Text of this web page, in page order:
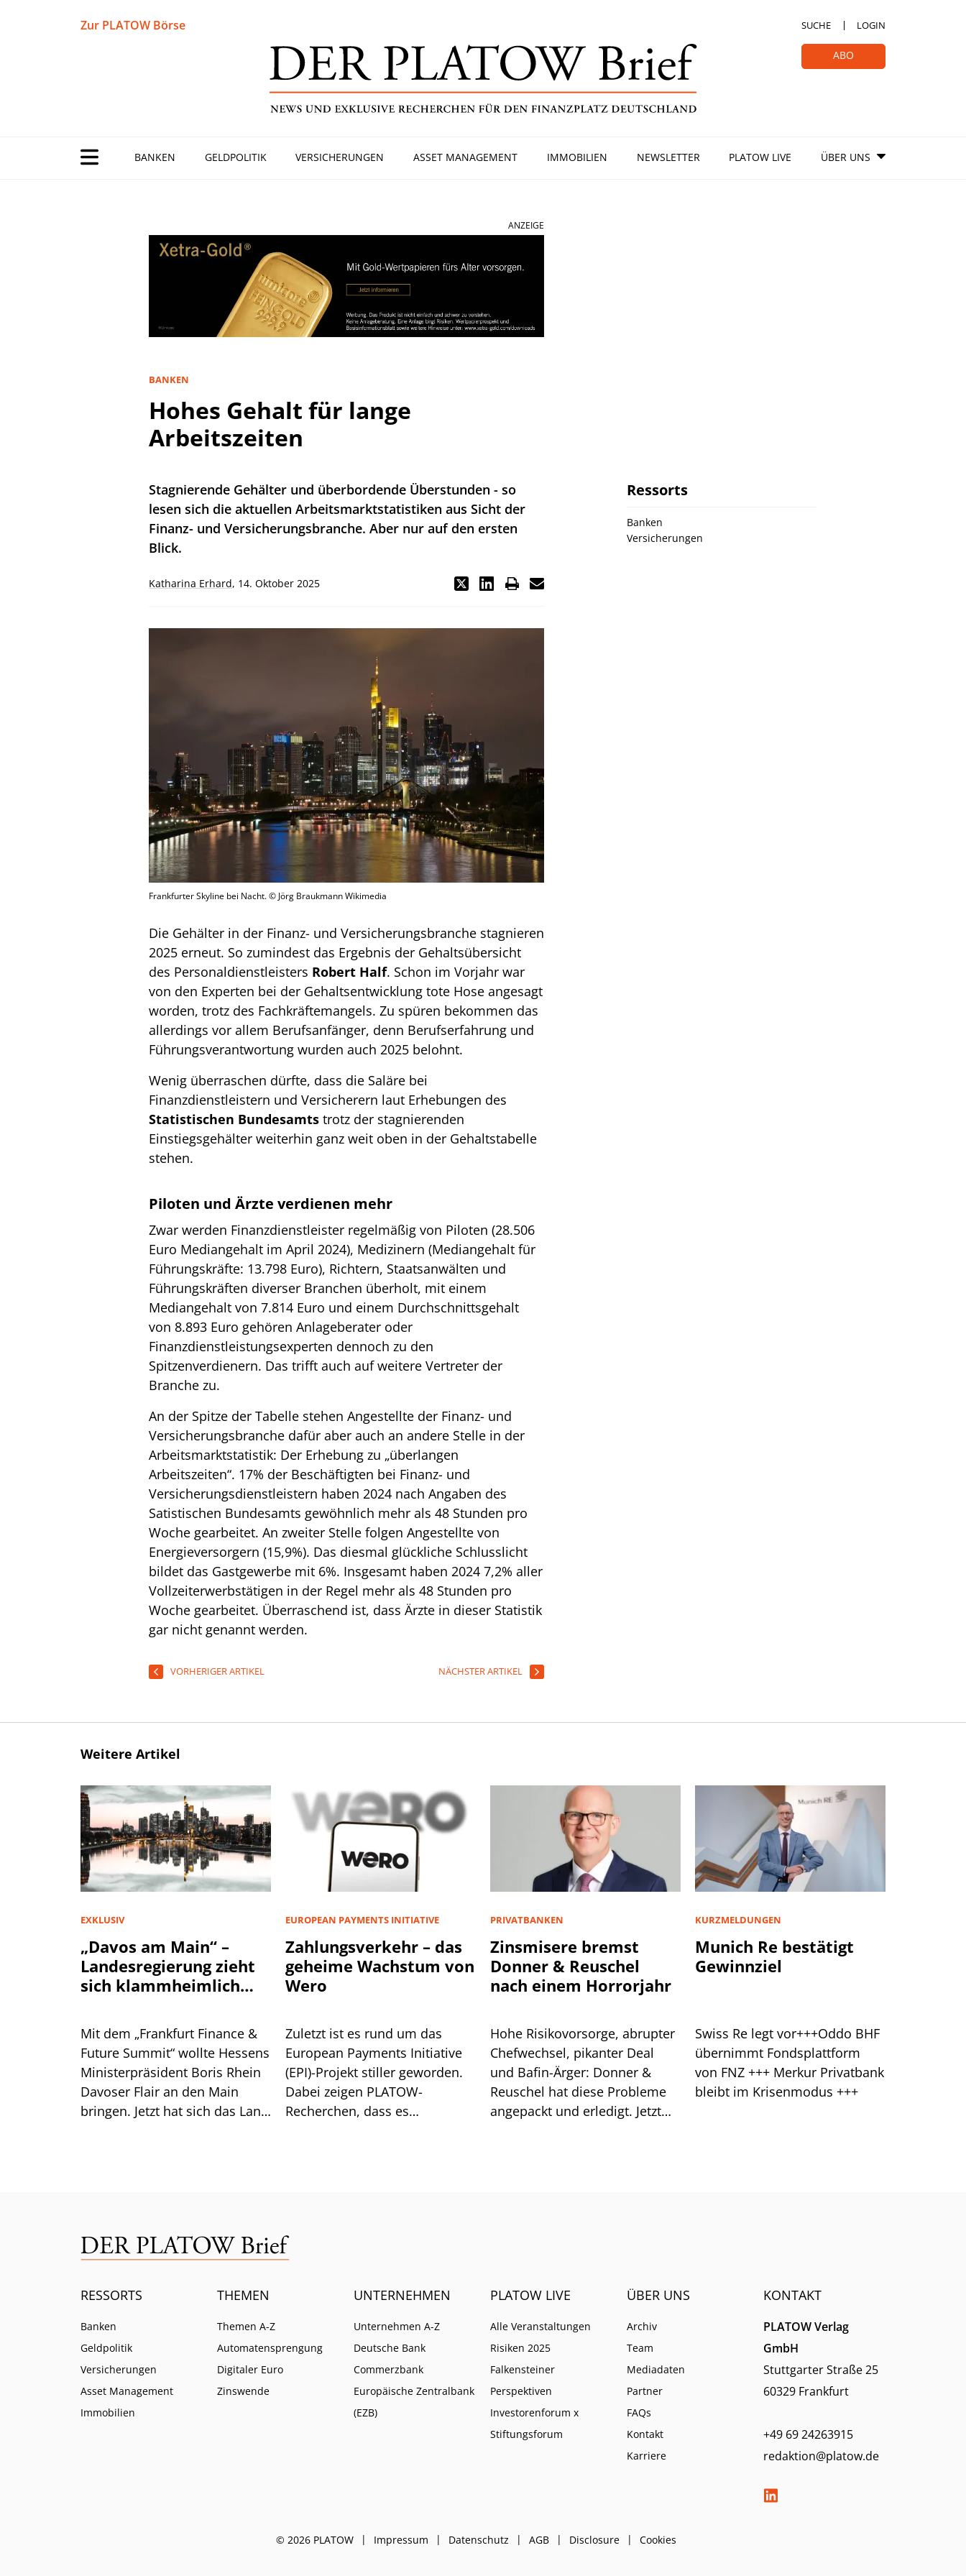
Zur PLATOW Börse SUCHE LOGIN
ABO
BANKEN GELDPOLITIK VERSICHERUNGEN ASSET MANAGEMENT IMMOBILIEN NEWSLETTER PLATOW LIVE ÜBER UNS
ANZEIGE
BANKEN
Hohes Gehalt für lange
Arbeitszeiten
Stagnierende Gehälter und überbordende Überstunden - so
lesen sich die aktuellen Arbeitsmarktstatistiken aus Sicht der
Finanz- und Versicherungsbranche. Aber nur auf den ersten
Blick.
Katharina Erhard, 14. Oktober 2025
Frankfurter Skyline bei Nacht. © Jörg Braukmann Wikimedia
Die Gehälter in der Finanz- und Versicherungsbranche stagnieren
2025 erneut. So zumindest das Ergebnis der Gehaltsübersicht
des Personaldienstleisters Robert Half. Schon im Vorjahr war
von den Experten bei der Gehaltsentwicklung tote Hose angesagt
worden, trotz des Fachkräftemangels. Zu spüren bekommen das
allerdings vor allem Berufsanfänger, denn Berufserfahrung und
Führungsverantwortung wurden auch 2025 belohnt.
Wenig überraschen dürfte, dass die Saläre bei
Finanzdienstleistern und Versicherern laut Erhebungen des
Statistischen Bundesamts trotz der stagnierenden
Einstiegsgehälter weiterhin ganz weit oben in der Gehaltstabelle
stehen.
Piloten und Ärzte verdienen mehr
Zwar werden Finanzdienstleister regelmäßig von Piloten (28.506
Euro Mediangehalt im April 2024), Medizinern (Mediangehalt für
Führungskräfte: 13.798 Euro), Richtern, Staatsanwälten und
Führungskräften diverser Branchen überholt, mit einem
Mediangehalt von 7.814 Euro und einem Durchschnittsgehalt
von 8.893 Euro gehören Anlageberater oder
Finanzdienstleistungsexperten dennoch zu den
Spitzenverdienern. Das trifft auch auf weitere Vertreter der
Branche zu.
An der Spitze der Tabelle stehen Angestellte der Finanz- und
Versicherungsbranche dafür aber auch an andere Stelle in der
Arbeitsmarktstatistik: Der Erhebung zu „überlangen
Arbeitszeiten“. 17% der Beschäftigten bei Finanz- und
Versicherungsdienstleistern haben 2024 nach Angaben des
Satistischen Bundesamts gewöhnlich mehr als 48 Stunden pro
Woche gearbeitet. An zweiter Stelle folgen Angestellte von
Energieversorgern (15,9%). Das diesmal glückliche Schlusslicht
bildet das Gastgewerbe mit 6%. Insgesamt haben 2024 7,2% aller
Vollzeiterwerbstätigen in der Regel mehr als 48 Stunden pro
Woche gearbeitet. Überraschend ist, dass Ärzte in dieser Statistik
gar nicht genannt werden.
VORHERIGER ARTIKEL NÄCHSTER ARTIKEL
Ressorts
Banken
Versicherungen
Weitere Artikel
EXKLUSIV
„Davos am Main“ –
Landesregierung zieht
sich klammheimlich
Mit dem „Frankfurt Finance &
Future Summit“ wollte Hessens
Ministerpräsident Boris Rhein
Davoser Flair an den Main
bringen. Jetzt hat sich das Land
EUROPEAN PAYMENTS INITIATIVE
Zahlungsverkehr – das
geheime Wachstum von
Wero
Zuletzt ist es rund um das
European Payments Initiative
(EPI)-Projekt stiller geworden.
Dabei zeigen PLATOW-
Recherchen, dass es
PRIVATBANKEN
Zinsmisere bremst
Donner & Reuschel
nach einem Horrorjahr
Hohe Risikovorsorge, abrupter
Chefwechsel, pikanter Deal
und Bafin-Ärger: Donner &
Reuschel hat diese Probleme
angepackt und erledigt. Jetzt
KURZMELDUNGEN
Munich Re bestätigt
Gewinnziel
Swiss Re legt vor+++Oddo BHF
übernimmt Fondsplattform
von FNZ +++ Merkur Privatbank
bleibt im Krisenmodus +++
RESSORTS
Banken
Geldpolitik
Versicherungen
Asset Management
Immobilien
THEMEN
Themen A-Z
Automatensprengung
Digitaler Euro
Zinswende
UNTERNEHMEN
Unternehmen A-Z
Deutsche Bank
Commerzbank
Europäische Zentralbank
(EZB)
PLATOW LIVE
Alle Veranstaltungen
Risiken 2025
Falkensteiner
Perspektiven
Investorenforum x
Stiftungsforum
ÜBER UNS
Archiv
Team
Mediadaten
Partner
FAQs
Kontakt
Karriere
KONTAKT
PLATOW Verlag
GmbH
Stuttgarter Straße 25
60329 Frankfurt
+49 69 24263915
redaktion@platow.de
© 2026 PLATOW Impressum Datenschutz AGB Disclosure Cookies